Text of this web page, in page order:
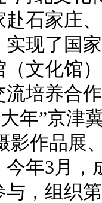
赴石家庄
现了国
文化馆
培养合
年”京津
影作品展
年3月，
，组织